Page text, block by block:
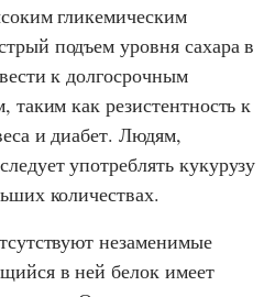
гликемическим
подъем уровня сахара в
к долгосрочным
таким как резистентность к
и диабет. Людям,
употреблять кукурузу
количествах.
незаменимые
в ней белок имеет